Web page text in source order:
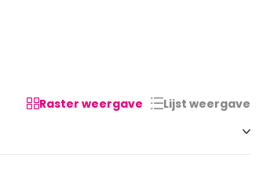
Raster weergave
Lijst weergave